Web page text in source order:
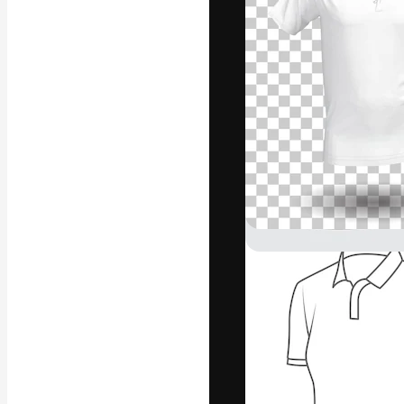
La plateforme
vos meilleurs
d’abonnés :
studios.
Copyright © 2010-